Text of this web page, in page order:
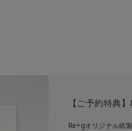
【ご予約特典】
Re+gオリジナル紙